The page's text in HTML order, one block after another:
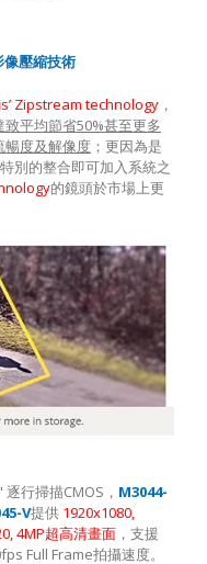
像壓縮技術
Zipstream technology ，
致平均節省50%甚至更多
暢度及解像度 ；更因為是
別的整合即可加入系統之
的鏡頭於市場上更
逐行掃描CMOS ， M3044-
V提供 1920x1080,
4MP超高清畫面 ，支援
Full Frame拍攝速度。